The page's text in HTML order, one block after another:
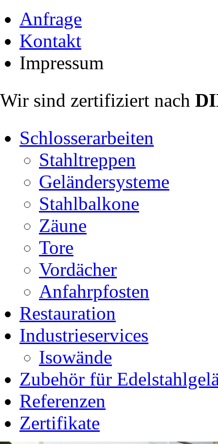
Anfrage
Kontakt
Impressum
Wir sind zertifiziert nach
Schlosserarbeiten
Stahltreppen
Geländersysteme
Stahlbalkone
Zäune
Tore
Vordächer
Anfahrpfosten
Restauration
Industrieservices
Isowände
Zubehör für
Referenzen
Zertifikate